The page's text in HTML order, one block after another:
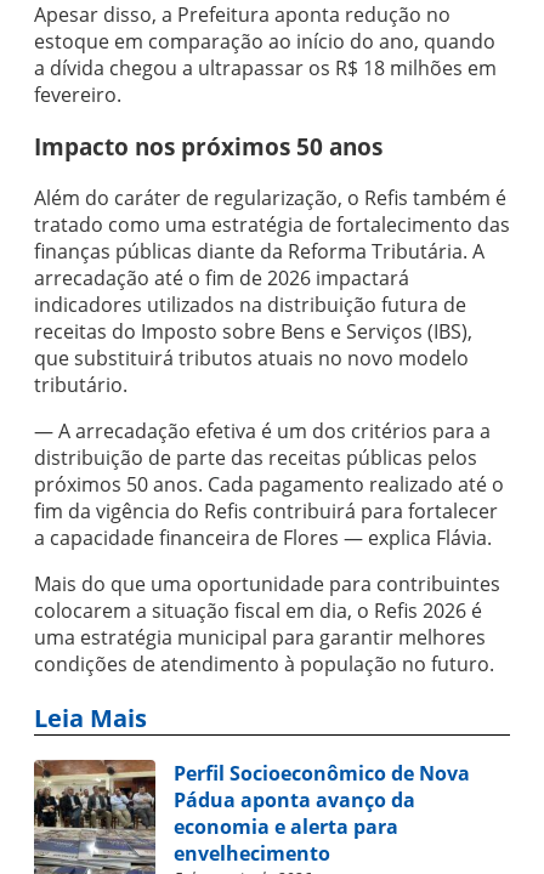
Apesar disso, a Prefeitura aponta redução no
estoque em comparação ao início do ano, quando
a dívida chegou a ultrapassar os R$ 18 milhões em
fevereiro.
Impacto nos próximos 50 anos
Além do caráter de regularização, o Refis também é
tratado como uma estratégia de fortalecimento das
finanças públicas diante da Reforma Tributária. A
arrecadação até o fim de 2026 impactará
indicadores utilizados na distribuição futura de
receitas do Imposto sobre Bens e Serviços (IBS),
que substituirá tributos atuais no novo modelo
tributário.
— A arrecadação efetiva é um dos critérios para a
distribuição de parte das receitas públicas pelos
próximos 50 anos. Cada pagamento realizado até o
fim da vigência do Refis contribuirá para fortalecer
a capacidade financeira de Flores — explica Flávia.
Mais do que uma oportunidade para contribuintes
colocarem a situação fiscal em dia, o Refis 2026 é
uma estratégia municipal para garantir melhores
condições de atendimento à população no futuro.
Leia Mais
Perfil Socioeconômico de Nova
Pádua aponta avanço da
economia e alerta para
envelhecimento